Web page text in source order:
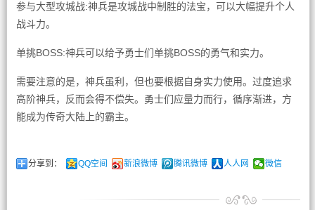
参与大型攻城战:神兵是攻城战中制胜的法宝，可以大幅提升个人
战斗力。
单挑BOSS:神兵可以给予勇士们单挑BOSS的勇气和实力。
需要注意的是，神兵虽利，但也要根据自身实力使用。过度追求
高阶神兵，反而会得不偿失。勇士们应量力而行，循序渐进，方
能成为传奇大陆上的霸主。
分享到： QQ空间 新浪微博 腾讯微博 人人网 微信